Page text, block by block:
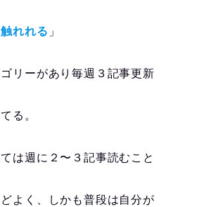
れれる 」
リーがあり毎週３記事更新
る。
は週に２〜３記事読むこと
よく、しかも普段は自分が